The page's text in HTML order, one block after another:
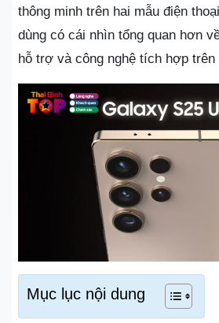
thông minh trên hai mẫu điện
dùng có cái nhìn tổng quan hơn
hỗ trợ và công nghệ tích hợp trên
Mục lục nội dung